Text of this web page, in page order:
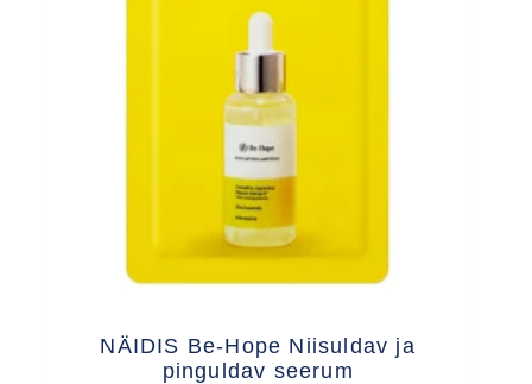
NÄIDIS Be-Hope Niisuldav ja
pinguldav seerum